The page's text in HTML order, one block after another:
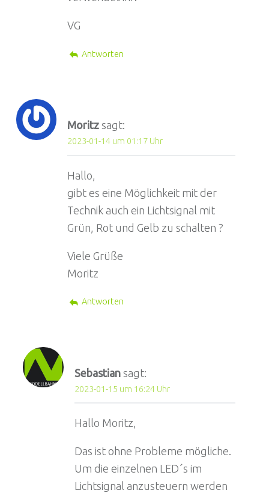
VG
Antworten
Moritz sagt:
2023-01-14 um 01:17 Uhr
Hallo,
gibt es eine Möglichkeit mit der
Technik auch ein Lichtsignal mit
Grün, Rot und Gelb zu schalten ?
Viele Grüße
Moritz
Antworten
Sebastian sagt:
2023-01-15 um 16:24 Uhr
Hallo Moritz,
Das ist ohne Probleme mögliche.
Um die einzelnen LED´s im
Lichtsignal anzusteuern werden